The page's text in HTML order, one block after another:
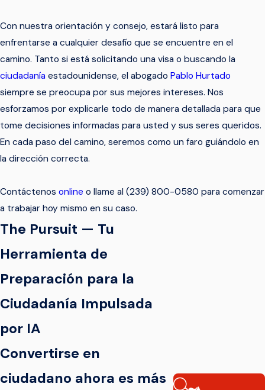
Con nuestra orientación y consejo, estará listo para
enfrentarse a cualquier desafío que se encuentre en el
camino. Tanto si está solicitando una visa o buscando la
ciudadanía estadounidense, el abogado Pablo Hurtado
siempre se preocupa por sus mejores intereses. Nos
esforzamos por explicarle todo de manera detallada para que
tome decisiones informadas para usted y sus seres queridos.
En cada paso del camino, seremos como un faro guiándolo en
la dirección correcta.
Contáctenos online o llame al (239) 800-0580 para comenzar
a trabajar hoy mismo en su caso.
The Pursuit — Tu
Herramienta de
Preparación para la
Ciudadanía Impulsada
por IA
Convertirse en
ciudadano ahora es más